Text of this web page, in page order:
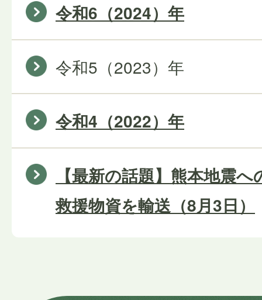
令和6（2024）年
令和5（2023）年
令和4（2022）年
【最新の話題】熊本地震
救援物資を輸送（8月3日）